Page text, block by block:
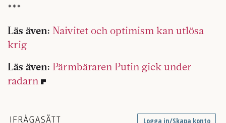
***
Läs även: Naivitet och optimism kan utlösa
krig
Läs även: Pärmbäraren Putin gick under
radarn